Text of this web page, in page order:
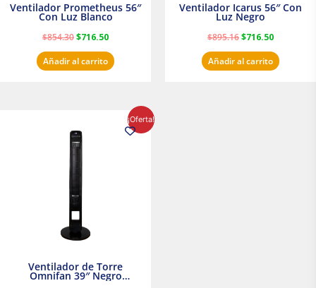
Ventilador Prometheus 56″
Con Luz Blanco
$854.30$716.50
Añadir al carrito
Ventilador Icarus 56″ Con
Luz Negro
$895.16$716.50
Añadir al carrito
¡Oferta!
Ventilador de Torre
Omnifan 39″ Negro
original
era:
precio
actual